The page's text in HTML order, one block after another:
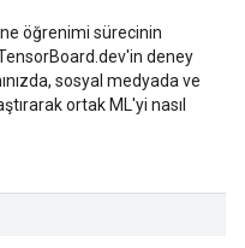
öğrenimi sürecinin
deney
sosyal medyada ve
ortak ML'yi nasıl